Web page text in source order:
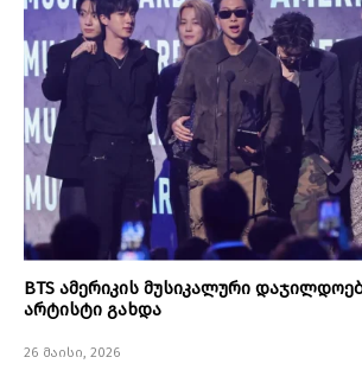
BTS ამერიკის მუსიკალური
არტისტი გახდა
26 მაისი, 2026